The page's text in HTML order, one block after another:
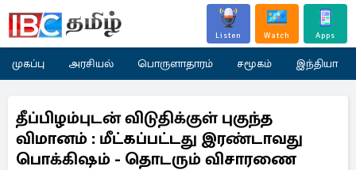
Listen Watch Apps
முகப்பு அரசியல் பொருளாதாரம் சமூகம் இந்தியா
தீப்பிழம்புடன் விடுதிக்குள் புகுந்த
விமானம் : மீட்கப்பட்டது இரண்டாவது
பொக்கிஷம் - தொடரும் விசாரணை